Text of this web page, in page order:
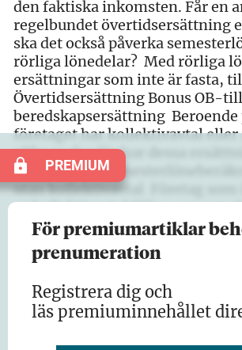
den faktiska inkomsten. Får en
regelbundet övertidsersättning
ska det också påverka
rörliga lönedelar? Med rörliga
ersättningar som inte är fasta,
Övertidsersättning Bonus OB-
beredskapsersättning Beroende
företaget har kollektivavtal
olika regler för hur dessa
hanteras vid
utan kollektivavtal Företag som
av kollektivavtal följer
Här…
PREMIUM
För premiumartiklar
prenumeration
Registrera dig och
läs premiuminnehållet